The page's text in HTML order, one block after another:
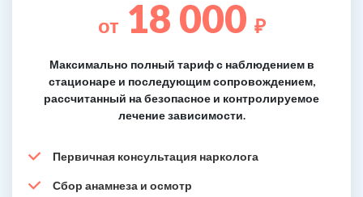
от 18 000 ₽
Максимально полный тариф с наблюдением в
стационаре и последующим сопровождением,
рассчитанный на безопасное и контролируемое
лечение зависимости.
Первичная консультация нарколога
Сбор анамнеза и осмотр